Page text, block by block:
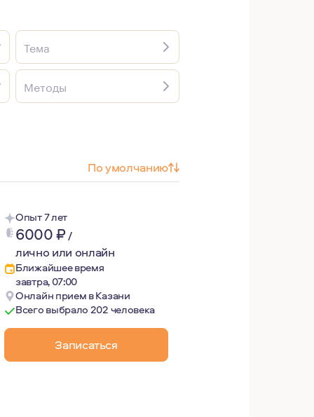
Тема
Методы
По умолчанию
Опыт 7 лет
6000₽/
лично или онлайн
Ближайшее время
завтра, 07:00
Онлайн прием в Казани
Всего выбрало 202 человека
Записаться
в семейной жизни. Получила сначала
чтобы помогать другим на пути исследования